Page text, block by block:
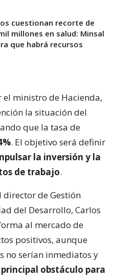
cuestionan recorte de
millones en salud: Minsal
que habrá recursos
el ministro de Hacienda,
la situación del
que la tasa de
. El objetivo será definir
la inversión y la
de trabajo.
director de Gestión
del Desarrollo, Carlos
al mercado de
positivos, aunque
no serían inmediatos y
obstáculo para